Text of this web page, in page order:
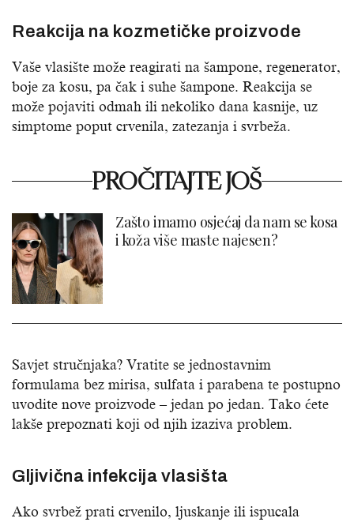
Reakcija na kozmetičke proizvode
Vaše vlasište može reagirati na šampone, regenerator,
boje za kosu, pa čak i suhe šampone. Reakcija se
može pojaviti odmah ili nekoliko dana kasnije, uz
simptome poput crvenila, zatezanja i svrbeža.
PROČITAJTE JOŠ
Zašto imamo osjećaj da nam se kosa
i koža više maste najesen?
Savjet stručnjaka? Vratite se jednostavnim
formulama bez mirisa, sulfata i parabena te postupno
uvodite nove proizvode – jedan po jedan. Tako ćete
lakše prepoznati koji od njih izaziva problem.
Gljivična infekcija vlasišta
Ako svrbež prati crvenilo, ljuskanje ili ispucala